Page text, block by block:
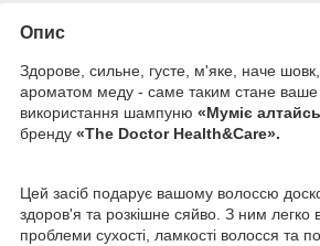
Опис
Здорове, сильне, густе, м'яке, наче
ароматом меду - саме таким стане ваше
використання шампуню «Муміє
бренду «The Doctor Health&Care».
Цей засіб подарує вашому волоссю
здоров'я та розкішне сяйво. З ним легко
проблеми сухості, ламкості волосся та